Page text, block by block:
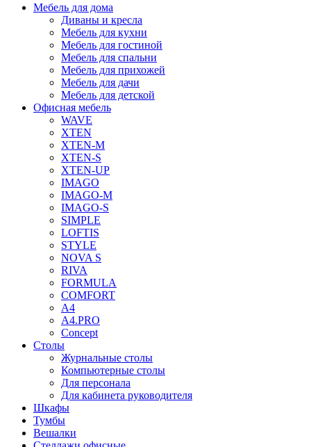
Мебель для дома
Диваны и кресла
Мебель для кухни
Мебель для гостиной
Мебель для спальни
Мебель для прихожей
Мебель для дачи
Мебель для детской
Офисная мебель
WAVE
XTEN
XTEN-M
XTEN-S
XTEN-UP
IMAGO
IMAGO-M
IMAGO-S
SIMPLE
LOFTIS
STYLE
NOVA S
RIVA
FORMULA
COMFORT
A4
A4.PRO
Concept
Столы
Журнальные столы
Компьютерные столы
Для персонала
Для кабинета руководителя
Шкафы
Тумбы
Вешалки